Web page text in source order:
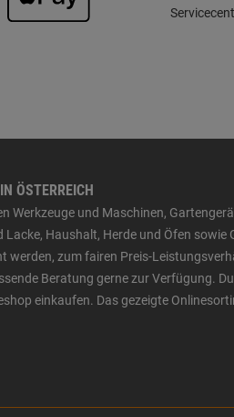
ÖSTERREICH
Werkzeuge und Maschinen,
Haushalt, Herde und Öfen sowie
zum fairen Preis-
Beratung gerne zur Verfügung.
einkaufen. Das gezeigte